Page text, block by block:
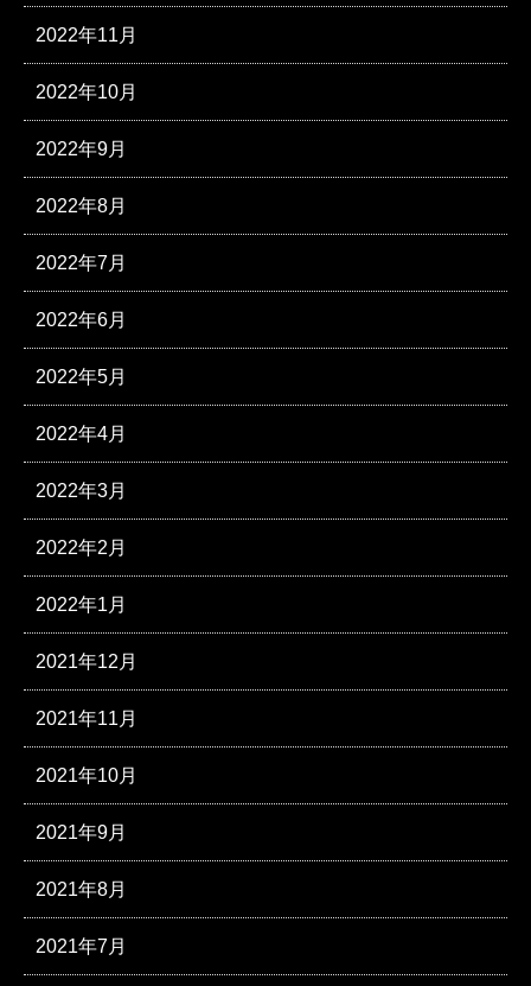
2022年11月
2022年10月
2022年9月
2022年8月
2022年7月
2022年6月
2022年5月
2022年4月
2022年3月
2022年2月
2022年1月
2021年12月
2021年11月
2021年10月
2021年9月
2021年8月
2021年7月